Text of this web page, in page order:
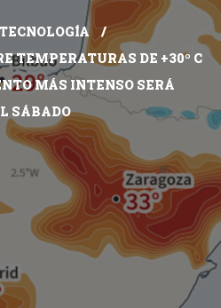
TECNOLOGÍA
TEMPERATURAS DE +30º C
MÁS INTENSO SERÁ
SÁBADO